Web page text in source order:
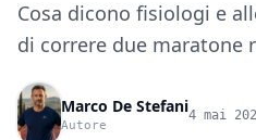
Cosa dicono fisiologi e
di correre due maratone
Marco De Stefani
Autore
4 mai